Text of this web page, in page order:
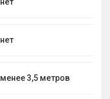
нет
нет
менее 3,5 метров